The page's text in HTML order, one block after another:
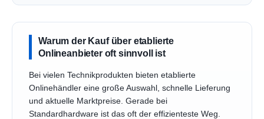
Warum der Kauf über etablierte
Onlineanbieter oft sinnvoll ist
Bei vielen Technikprodukten bieten etablierte
Onlinehändler eine große Auswahl, schnelle Lieferung
und aktuelle Marktpreise. Gerade bei
Standardhardware ist das oft der effizienteste Weg.